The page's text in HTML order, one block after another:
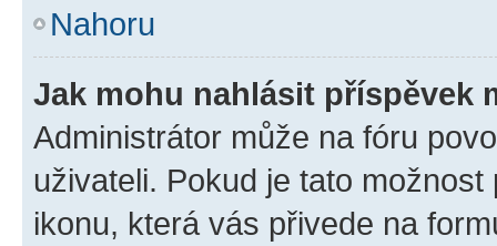
Nahoru
Jak mohu nahlásit příspěvek
Administrátor může na fóru
uživateli. Pokud je tato
ikonu, která vás přivede na